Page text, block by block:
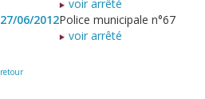
voir arrêté
27/06/2012Police municipale n°67
voir arrêté
retour